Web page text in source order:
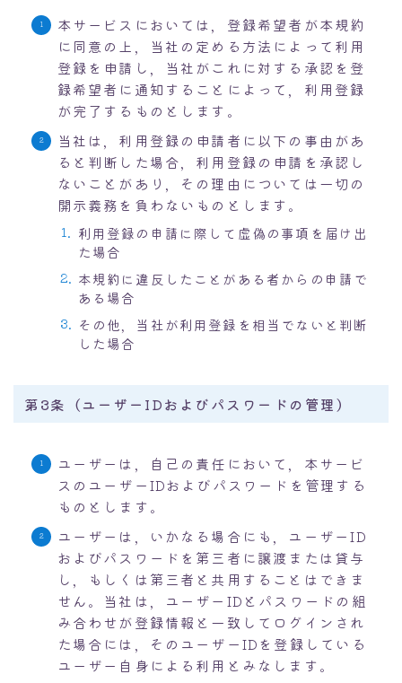
本サービスにおいては，登録希望者が本規約
に同意の上，当社の定める方法によって利用
登録を申請し，当社がこれに対する承認を登
録希望者に通知することによって，利用登録
が完了するものとします。
当社は，利用登録の申請者に以下の事由があ
ると判断した場合，利用登録の申請を承認し
ないことがあり，その理由については一切の
開示義務を負わないものとします。
利用登録の申請に際して虚偽の事項を届け出
た場合
本規約に違反したことがある者からの申請で
ある場合
その他，当社が利用登録を相当でないと判断
した場合
第3条（ユーザーIDおよびパスワードの管理）
ユーザーは，自己の責任において，本サービ
スのユーザーIDおよびパスワードを管理する
ものとします。
ユーザーは，いかなる場合にも，ユーザーID
およびパスワードを第三者に譲渡または貸与
し，もしくは第三者と共用することはできま
せん。当社は，ユーザーIDとパスワードの組
み合わせが登録情報と一致してログインされ
た場合には，そのユーザーIDを登録している
ユーザー自身による利用とみなします。